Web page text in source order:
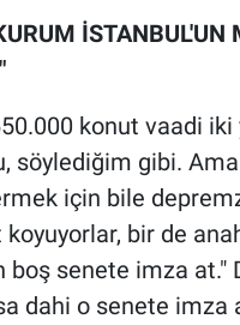
İSTANBUL'UN
konut vaadi iki
söylediğim gibi.
için bile
koyuyorlar, bir de
boş senete imza at."
dahi o senete imza